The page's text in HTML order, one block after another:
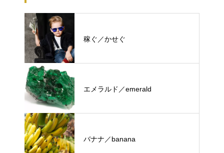
稼ぐ／かせぐ
エメラルド／emerald
バナナ／banana